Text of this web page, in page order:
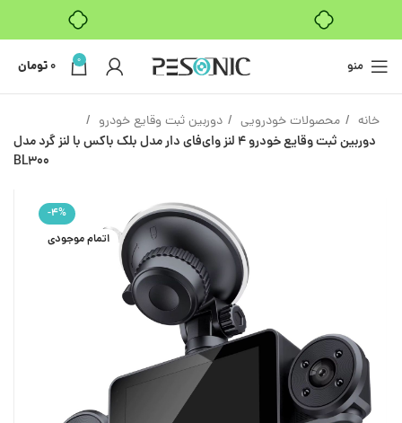
منو 0
0تومان
خانه محصولات خودرویی دوربین ثبت وقایع خودرو
دوربین ثبت وقایع خودرو 4 لنز وای‌فای دار مدل بلک باکس با لنز گرد مدل
BL300
-4%
اتمام موجودی